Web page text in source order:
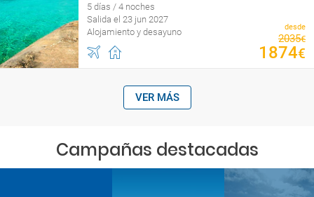
5 días / 4 noches
Salida el 23 jun 2027
Alojamiento y desayuno
desde
2035€
1874€
VER MÁS
Campañas destacadas